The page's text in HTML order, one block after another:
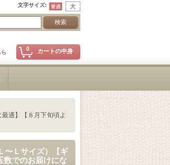
文字サイズ:
0 カートの中身
適】【８月下旬頃よ
〜Ｌサイズ）【ギ
数でのお届けにな